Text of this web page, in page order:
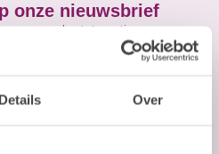
Details Over
onze nieuwsbrief
onze laatste acties